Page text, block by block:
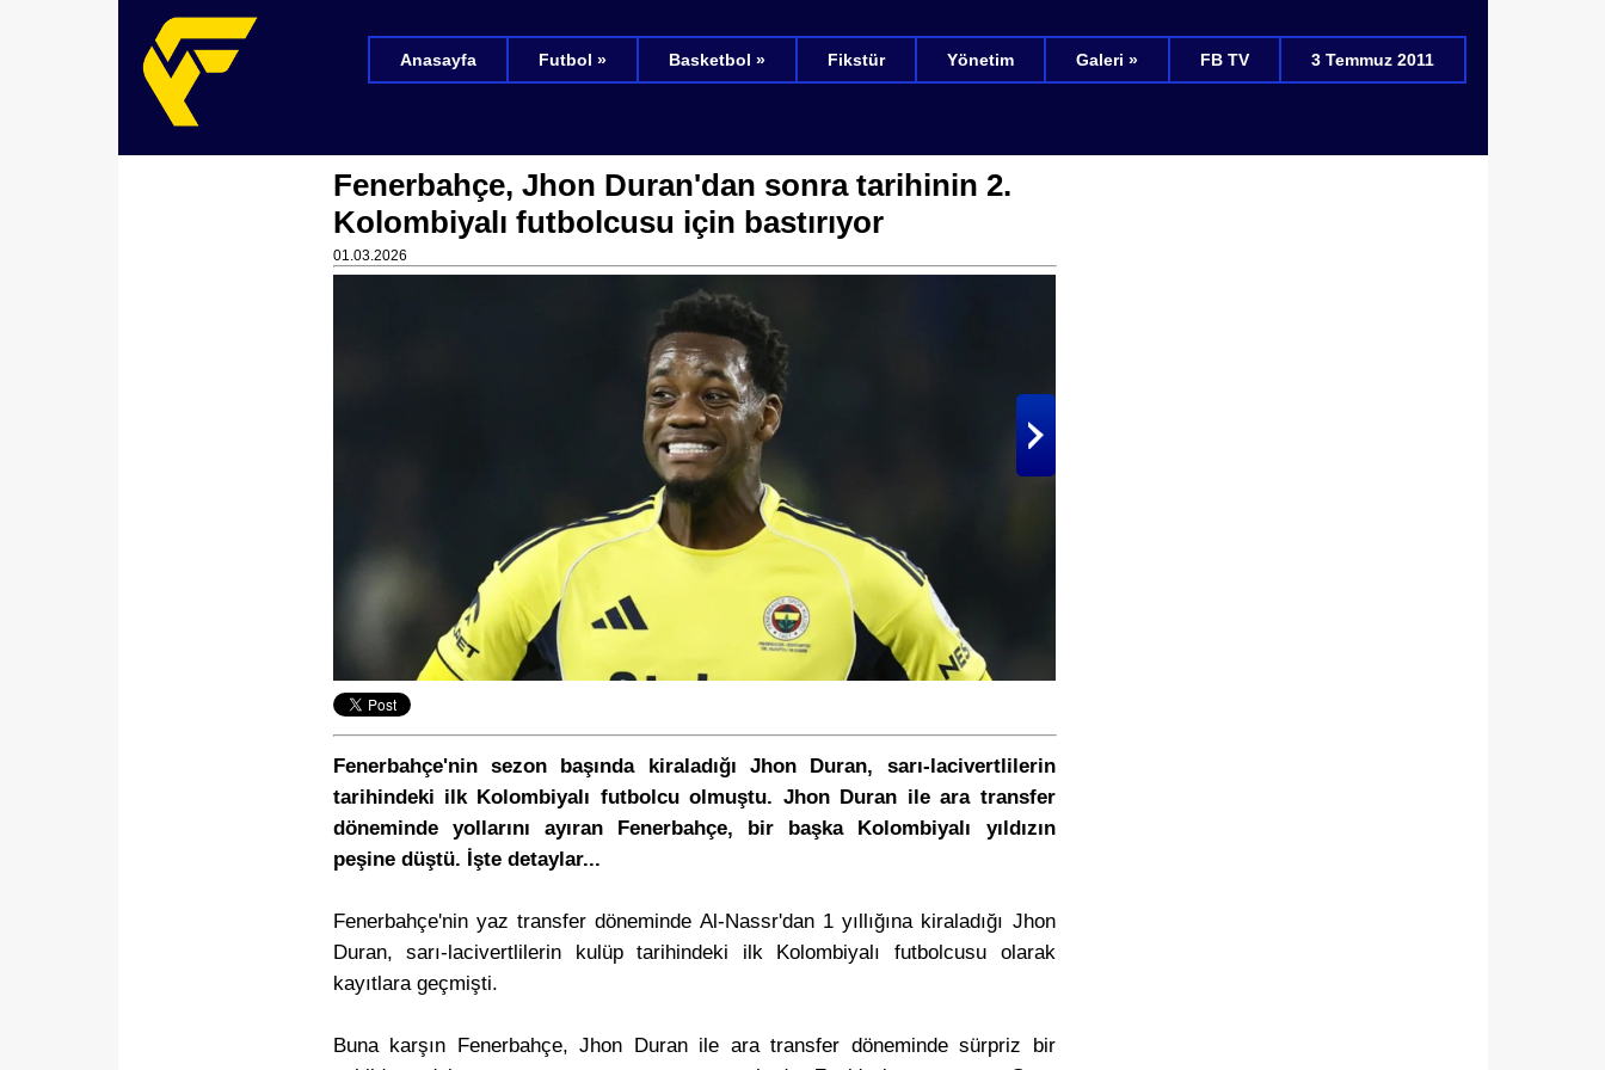
Anasayfa Futbol » Basketbol » Fikstür Yönetim Galeri » FB TV 3 Temmuz 2011
Fenerbahçe, Jhon Duran'dan sonra tarihinin 2.
Kolombiyalı futbolcusu için bastırıyor
01.03.2026
Fenerbahçe'nin sezon başında kiraladığı Jhon Duran, sarı-lacivertlilerin
tarihindeki ilk Kolombiyalı futbolcu olmuştu. Jhon Duran ile ara transfer
döneminde yollarını ayıran Fenerbahçe, bir başka Kolombiyalı yıldızın
peşine düştü. İşte detaylar...
Fenerbahçe'nin yaz transfer döneminde Al-Nassr'dan 1 yıllığına kiraladığı Jhon
Duran, sarı-lacivertlilerin kulüp tarihindeki ilk Kolombiyalı futbolcusu olarak
kayıtlara geçmişti.
Buna karşın Fenerbahçe, Jhon Duran ile ara transfer döneminde sürpriz bir